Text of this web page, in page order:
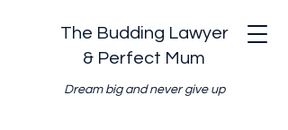
The Budding Lawyer
& Perfect Mum
Dream big and never give up